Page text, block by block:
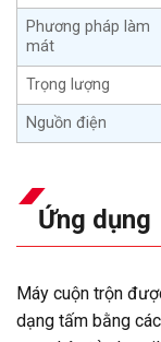
Phương pháp làm
mát
Trọng lượng
Nguồn điện
Ứng dụng
Máy cuộn trộn
dạng tấm bằng